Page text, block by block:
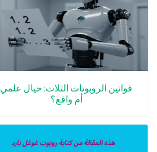
قوانين الروبوتات الثلاث: خيال علمي
أم واقع؟